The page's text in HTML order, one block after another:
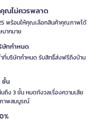
ณไม่ควรพลาด
พร้อมให้คุณเลือกสินค้าคุณภาพได้
มากมาย
ษัทกำหนด
ที่บริษัทกำหนด รับสิทธิ์ส่งฟรีถึงบ้าน
ชั้น
ถึง 3 ชั้น หมดกังวลเรื่องความเสีย
ภาพสมบูรณ์